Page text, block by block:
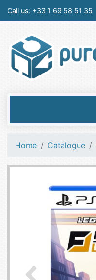
Call us: +33 1 69 58 51 35
Home Catalogue